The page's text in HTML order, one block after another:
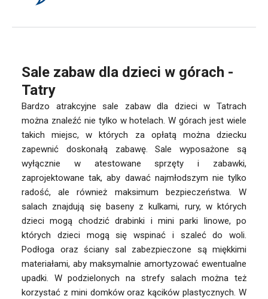
Sale zabaw dla dzieci w górach -
Tatry
Bardzo atrakcyjne sale zabaw dla dzieci w Tatrach
można znaleźć nie tylko w hotelach. W górach jest wiele
takich miejsc, w których za opłatą można dziecku
zapewnić doskonałą zabawę. Sale wyposażone są
wyłącznie w atestowane sprzęty i zabawki,
zaprojektowane tak, aby dawać najmłodszym nie tylko
radość, ale również maksimum bezpieczeństwa. W
salach znajdują się baseny z kulkami, rury, w których
dzieci mogą chodzić drabinki i mini parki linowe, po
których dzieci mogą się wspinać i szaleć do woli.
Podłoga oraz ściany sal zabezpieczone są miękkimi
materiałami, aby maksymalnie amortyzować ewentualne
upadki. W podzielonych na strefy salach można też
korzystać z mini domków oraz kącików plastycznych. W